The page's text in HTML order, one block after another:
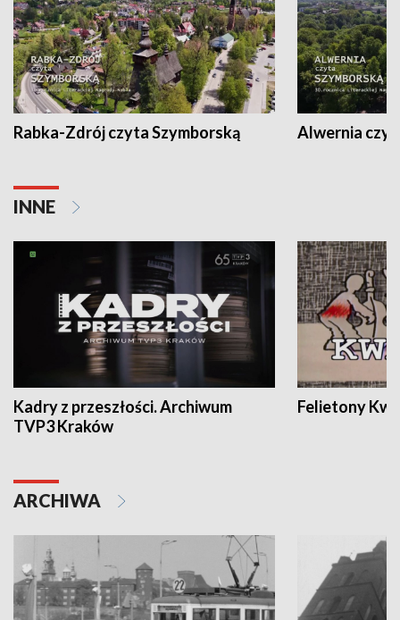
Rabka-Zdrój czyta Szymborską Alwernia
INNE
Kadry z przeszłości. Archiwum
TVP3 Kraków
Felietony
ARCHIWA